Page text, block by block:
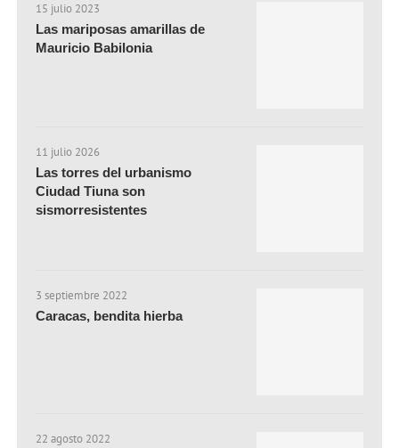
15 julio 2023
Las mariposas amarillas de
Mauricio Babilonia
11 julio 2026
Las torres del urbanismo
Ciudad Tiuna son
sismorresistentes
3 septiembre 2022
Caracas, bendita hierba
22 agosto 2022